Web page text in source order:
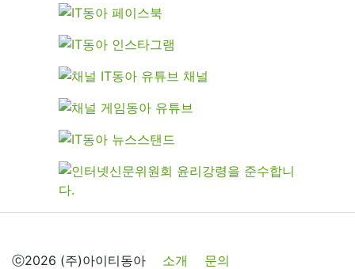
ⓒ2026 (주)아이티동아 소개
문의